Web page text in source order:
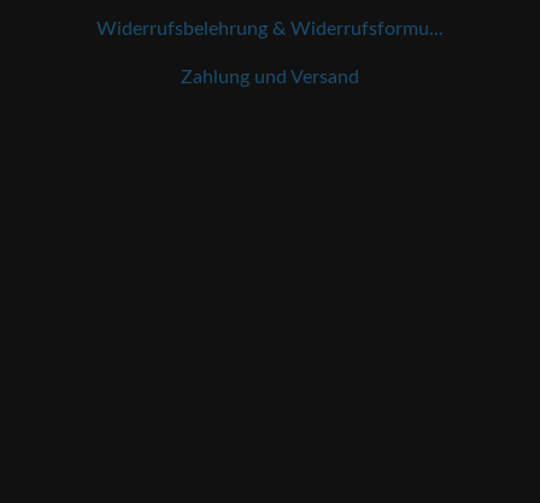
Widerrufsbelehrung & Widerrufsformu...
Zahlung und Versand